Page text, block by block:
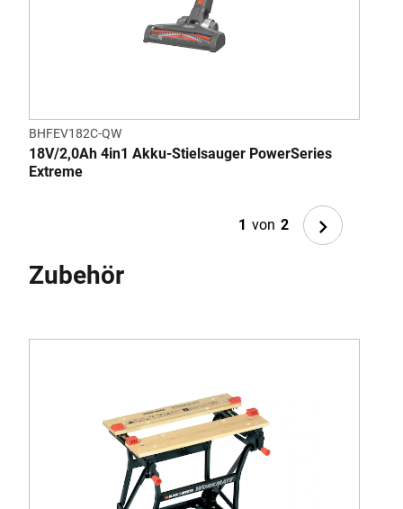
BHFEV182C-QW
18V/2,0Ah 4in1 Akku-Stielsauger PowerSeries
Extreme
1 von 2
Next
Zubehör